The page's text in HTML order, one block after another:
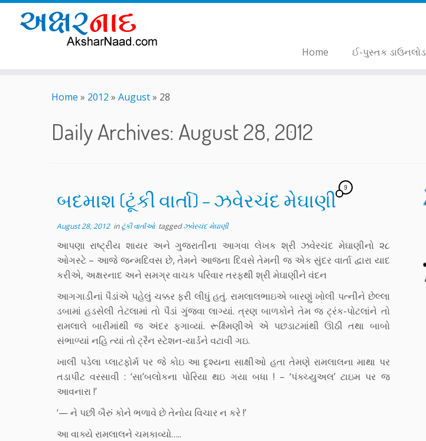
Home ઈ-પુસ્તક ડાઉનલોડ
Home » 2012 » August» 28
Daily Archives: August 28, 2012
બદમાશ (ટૂંકી વાર્તા) – ઝવેરચંદ મેઘાણી
9
August 28, 2012inટૂંકી વાર્તાઓ taggedઝવેરચંદ મેઘાણી
આપણા રાષ્ટ્રીય શાયર અને ગુજરાતીના આગવા લેખક શ્રી ઝવેરચંદ મેઘાણીનો ૨૮
ઓગસ્ટે – આજે જન્મદિવસ છે, તેમને આજના દિવસે તેમની જ એક સુંદર વાર્તા દ્વારા યાદ
કરીએ, અક્ષરનાદ અને સમગ્ર વાચક પરિવાર તરફથી શ્રી મેઘાણીને વંદન
આગગાડીનાં પૈડાંએ પહેલું ચક્કર ફરી લીધું હતું. રામલાલભાઇએ બારણું ખોલી પત્નીને છેલ્લા
ડબામાં હડસેલી તેટલામાં તો પૈડાં ગુંજવા લાગ્યાં. ત્રણ બાળકોને તેમ જ ટ્રંક-પોટલાંને તો
રામલાલે બારીમાંથી જ અંદર ફગાવ્યાં. રૂક્ષ્મિણીએ એ પછડાટમાંથી ઊઠી તથા બાબો
સંભાળ્યાં નહિ ત્યાં તો ટ્રૈન સ્ટેશન-યાર્ડને વટાવી ગઇ.
ખાલી પડેલા પ્લાટફોર્મ પર જે કોઇ આ દૃશ્યના સાક્ષીઓ હતા તેમણે રામલાલના માથા પર
તડાપીટ વરસાવી : ‘સા’બલોકના પોરિયા થઇ ગયા બધા ! – ‘પંક્ચ્યુઅલ’ ટાઇમ પર જ
આવનારા !’
‘— ને પછી બૈરું કોને ભળાવે છે તેનોય વિચાર ન કરે !’
આ વાક્યે રામલાલને ચમકાવ્યો…..